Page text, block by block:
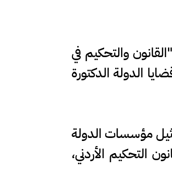
والتحكيم في
الدولة الدكتورة
مؤسسات الدولة
التحكيم الأردني،